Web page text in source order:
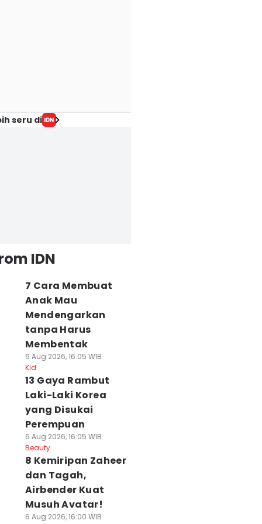
seru di
IDN
7 Cara Membuat
Anak Mau
Mendengarkan
tanpa Harus
Membentak
6 Aug 2026, 16:05 WIB
Kid
13 Gaya Rambut
Laki-Laki Korea
yang Disukai
Perempuan
6 Aug 2026, 16:05 WIB
Beauty
8 Kemiripan Zaheer
dan Tagah,
Airbender Kuat
Musuh Avatar!
6 Aug 2026, 16:00 WIB